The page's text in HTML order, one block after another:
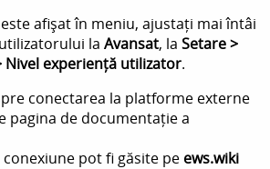
afișat în meniu, ajustați mai întâi
la Avansat, la Setare >
experiență utilizator.
conectarea la platforme externe
pagina de documentație a
pot fi găsite pe ews.wiki